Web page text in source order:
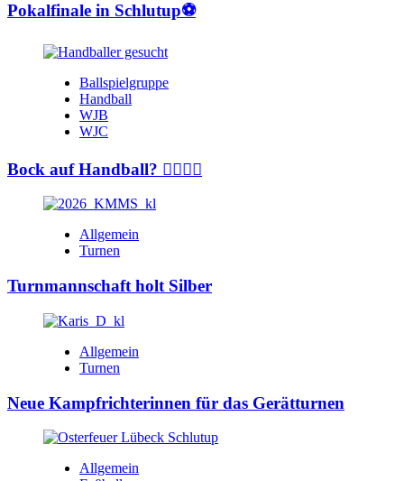
Pokalfinale in Schlutup⚽️
Ballspielgruppe
Handball
WJB
WJC
Bock auf Handball? 🤾‍♂️🤾‍♀️
Allgemein
Turnen
Turnmannschaft holt Silber
Allgemein
Turnen
Neue Kampfrichterinnen für das Gerätturnen
Allgemein